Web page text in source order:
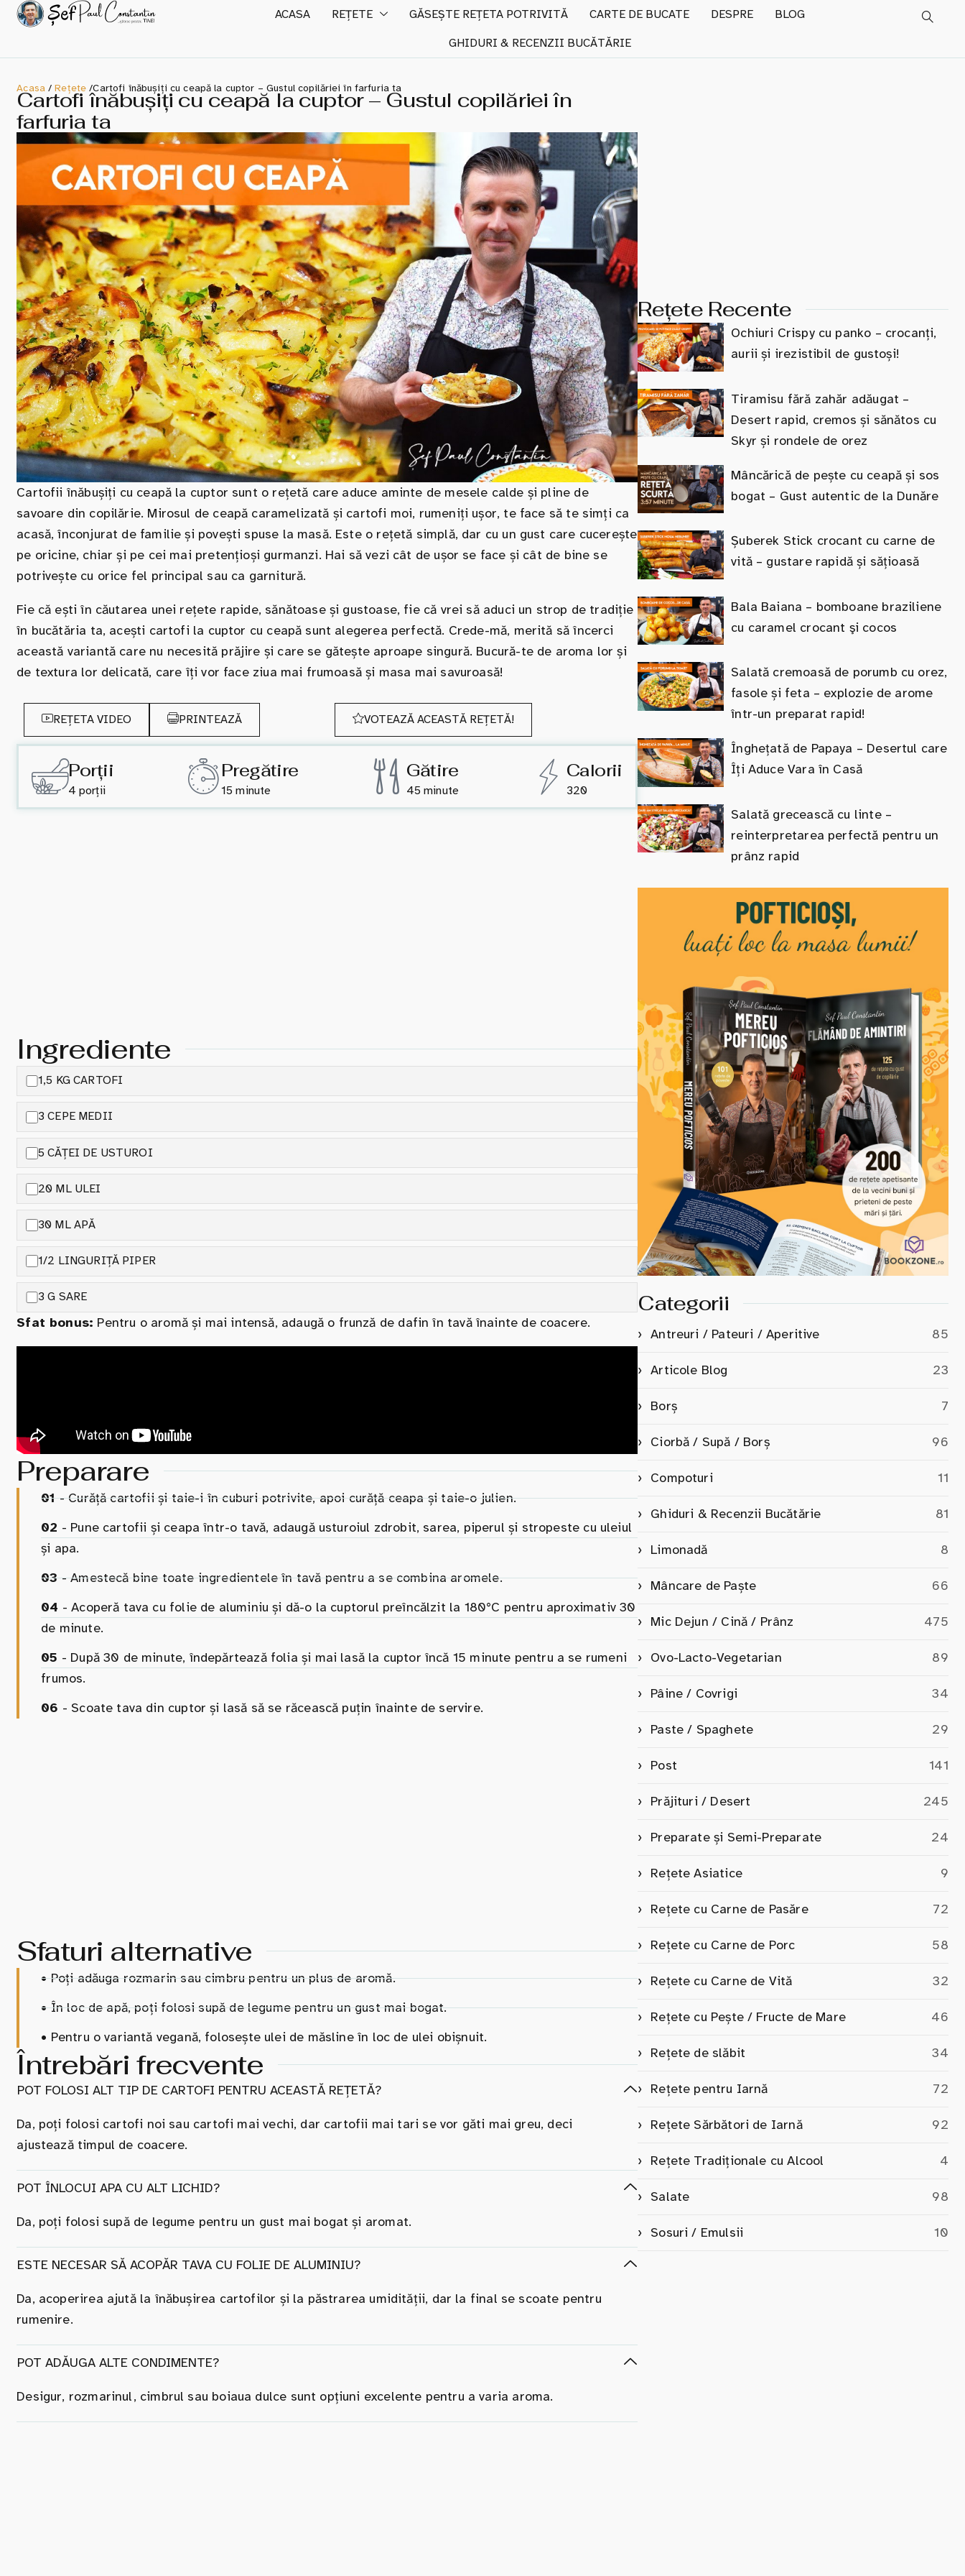
ACASA REȚETE GĂSEȘTE REȚETA POTRIVITĂ CARTE DE BUCATE DESPRE
BLOG
GHIDURI & RECENZII BUCĂTĂRIE
Acasa/Rețete /Cartofi înăbușiți cu ceapă la cuptor – Gustul copilăriei în farfuria ta
Cartofi înăbușiți cu ceapă la cuptor – Gustul copilăriei în
farfuria ta
Cartofii înăbușiți cu ceapă la cuptor sunt o rețetă care aduce aminte de mesele calde și pline de
savoare din copilărie. Mirosul de ceapă caramelizată și cartofi moi, rumeniți ușor, te face să te simți ca
acasă, înconjurat de familie și povești spuse la masă. Este o rețetă simplă, dar cu un gust care cucerește
pe oricine, chiar și pe cei mai pretențioși gurmanzi. Hai să vezi cât de ușor se face și cât de bine se
potrivește cu orice fel principal sau ca garnitură.
Fie că ești în căutarea unei rețete rapide, sănătoase și gustoase, fie că vrei să aduci un strop de tradiție
în bucătăria ta, acești cartofi la cuptor cu ceapă sunt alegerea perfectă. Crede-mă, merită să încerci
această variantă care nu necesită prăjire și care se gătește aproape singură. Bucură-te de aroma lor și
de textura lor delicată, care îți vor face ziua mai frumoasă și masa mai savuroasă!
REȚETA VIDEO PRINTEAZĂ VOTEAZĂ ACEASTĂ REȚETĂ!
Porții
4 porții
Pregătire
15 minute
Gătire
45 minute
Calorii
320
Ingrediente
1,5 KG CARTOFI
3 CEPE MEDII
5 CĂȚEI DE USTUROI
20 ML ULEI
30 ML APĂ
1/2 LINGURIȚĂ PIPER
3 G SARE
Sfat bonus: Pentru o aromă și mai intensă, adaugă o frunză de dafin în tavă înainte de coacere.
Preparare
01- Curăță cartofii și taie-i în cuburi potrivite, apoi curăță ceapa și taie-o julien.
02 - Pune cartofii și ceapa într-o tavă, adaugă usturoiul zdrobit, sarea, piperul și stropeste cu uleiul
și apa.
03- Amestecă bine toate ingredientele în tavă pentru a se combina aromele.
04 - Acoperă tava cu folie de aluminiu și dă-o la cuptorul preîncălzit la 180°C pentru aproximativ 30
de minute.
05 - După 30 de minute, îndepărtează folia și mai lasă la cuptor încă 15 minute pentru a se rumeni
frumos.
06 - Scoate tava din cuptor și lasă să se răcească puțin înainte de servire.
Sfaturi alternative
•Poți adăuga rozmarin sau cimbru pentru un plus de aromă.
•În loc de apă, poți folosi supă de legume pentru un gust mai bogat.
• Pentru o variantă vegană, folosește ulei de măsline în loc de ulei obișnuit.
Întrebări frecvente
POT FOLOSI ALT TIP DE CARTOFI PENTRU ACEASTĂ REȚETĂ?
Da, poți folosi cartofi noi sau cartofi mai vechi, dar cartofii mai tari se vor găti mai greu, deci
ajustează timpul de coacere.
POT ÎNLOCUI APA CU ALT LICHID?
Da, poți folosi supă de legume pentru un gust mai bogat și aromat.
ESTE NECESAR SĂ ACOPĂR TAVA CU FOLIE DE ALUMINIU?
Da, acoperirea ajută la înăbușirea cartofilor și la păstrarea umidității, dar la final se scoate pentru
rumenire.
POT ADĂUGA ALTE CONDIMENTE?
Desigur, rozmarinul, cimbrul sau boiaua dulce sunt opțiuni excelente pentru a varia aroma.
Rețete Recente
Ochiuri Crispy cu panko – crocanți,
aurii și irezistibil de gustoși!
Tiramisu fără zahăr adăugat –
Desert rapid, cremos și sănătos cu
Skyr și rondele de orez
Mâncărică de pește cu ceapă și sos
bogat – Gust autentic de la Dunăre
Șuberek Stick crocant cu carne de
vită – gustare rapidă și sățioasă
Bala Baiana – bomboane braziliene
cu caramel crocant şi cocos
Salată cremoasă de porumb cu orez,
fasole și feta – explozie de arome
într-un preparat rapid!
Înghețată de Papaya – Desertul care
Îți Aduce Vara în Casă
Salată grecească cu linte –
reinterpretarea perfectă pentru un
prânz rapid
Categorii
Antreuri / Pateuri / Aperitive 85
Articole Blog 23
Borș 7
Ciorbă / Supă / Borș 96
Compoturi 11
Ghiduri & Recenzii Bucătărie 81
Limonadă 8
Mâncare de Paște 66
Mic Dejun / Cină / Prânz 475
Ovo-Lacto-Vegetarian 89
Pâine / Covrigi 34
Paste / Spaghete 29
Post 141
Prăjituri / Desert 245
Preparate și Semi-Preparate 24
Rețete Asiatice 9
Rețete cu Carne de Pasăre 72
Rețete cu Carne de Porc 58
Rețete cu Carne de Vită 32
Rețete cu Pește / Fructe de Mare 46
Rețete de slăbit 34
Rețete pentru Iarnă 72
Rețete Sărbători de Iarnă 92
Rețete Tradiționale cu Alcool 4
Salate 98
Sosuri / Emulsii 10